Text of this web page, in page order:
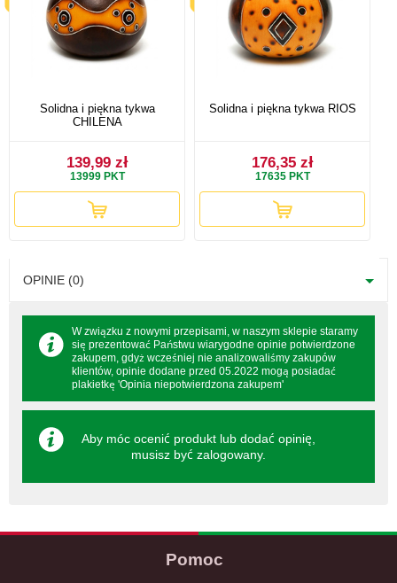
Solidna i piękna tykwa
CHILENA
139,99 zł
13999PKT
Solidna i piękna tykwa RIOS
176,35 zł
17635PKT
OPINIE (0)
W związku z nowymi przepisami, w naszym sklepie staramy
się prezentować Państwu wiarygodne opinie potwierdzone
zakupem, gdyż wcześniej nie analizowaliśmy zakupów
klientów, opinie dodane przed 05.2022 mogą posiadać
plakietkę 'Opinia niepotwierdzona zakupem'
Aby móc ocenić produkt lub dodać opinię,
musisz być zalogowany.
Pomoc